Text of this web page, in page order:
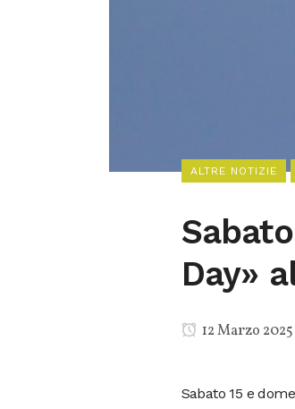
ALTRE NOTIZIE
Day»
12 Marzo 2025
Sabato 15 e